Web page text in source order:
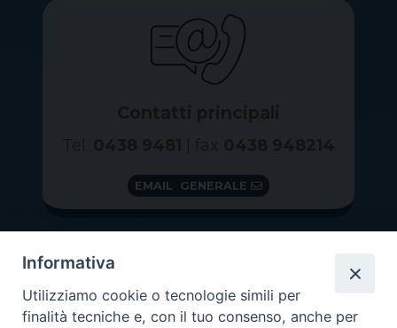
EMAIL GENERALE
Informativa
Utilizziamo cookie o tecnologie simili per
finalità tecniche e, con il tuo consenso, anche per